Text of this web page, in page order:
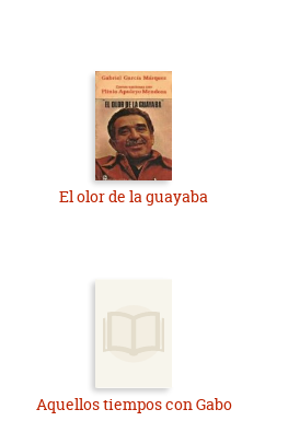
El olor de la guayaba
Aquellos tiempos con Gabo